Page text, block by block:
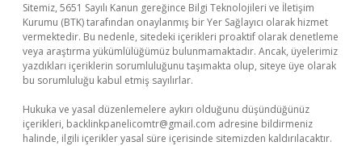
Sitemiz, 5651 Sayılı Kanun gereğince Bilgi Teknolojileri ve İletişim
Kurumu (BTK) tarafından onaylanmış bir Yer Sağlayıcı olarak hizmet
vermektedir. Bu nedenle, sitedeki içerikleri proaktif olarak denetleme
veya araştırma yükümlülüğümüz bulunmamaktadır. Ancak, üyelerimiz
yazdıkları içeriklerin sorumluluğunu taşımakta olup, siteye üye olarak
bu sorumluluğu kabul etmiş sayılırlar.
Hukuka ve yasal düzenlemelere aykırı olduğunu düşündüğünüz
içerikleri, backlinkpanelicomtr@gmail.com adresine bildirmeniz
halinde, ilgili içerikler yasal süre içerisinde sitemizden kaldırılacaktır.